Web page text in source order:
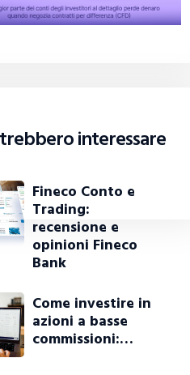
interessare
Fineco Conto e
Trading:
recensione e
opinioni Fineco
Bank
Come investire in
azioni a basse
commissioni:…